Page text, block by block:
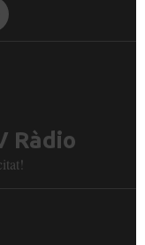
Ràdio